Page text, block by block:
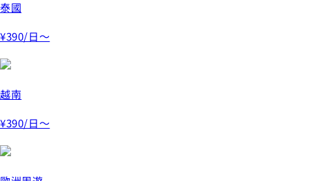
泰國
¥390/日～
越南
¥390/日～